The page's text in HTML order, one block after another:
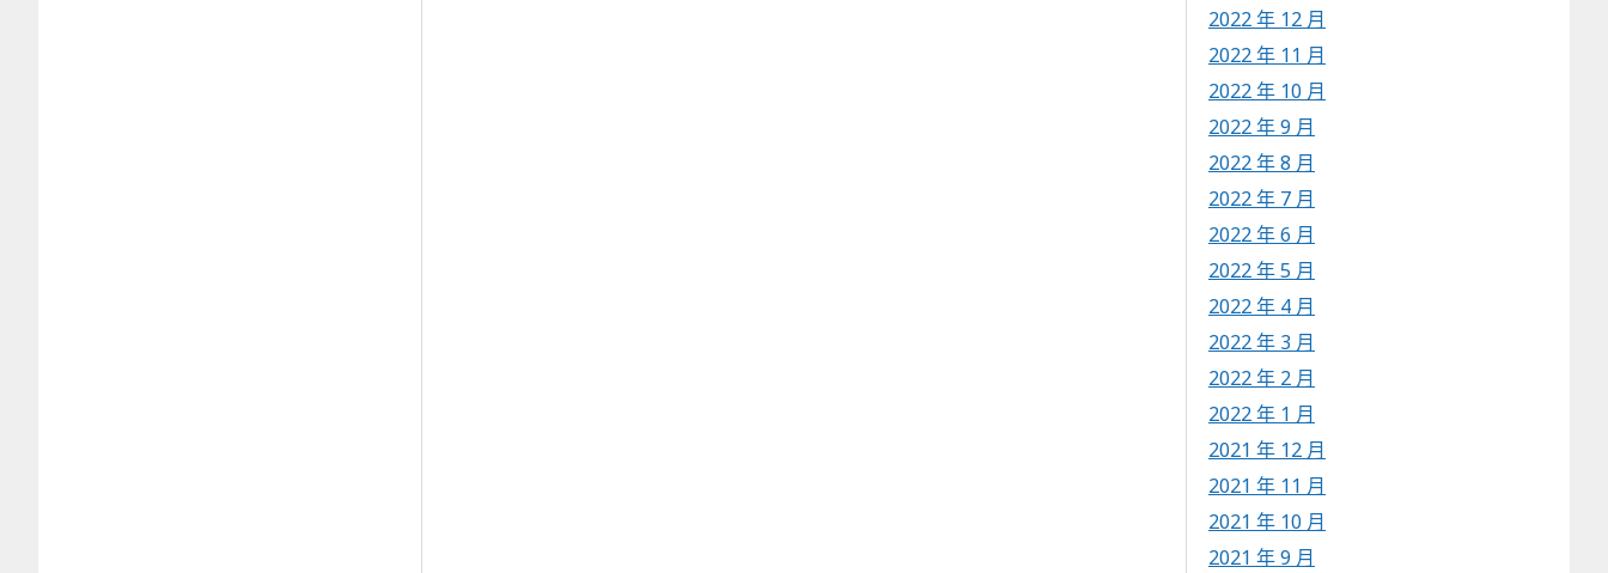
2022 年 12 月
2022 年 11 月
2022 年 10 月
2022 年 9 月
2022 年 8 月
2022 年 7 月
2022 年 6 月
2022 年 5 月
2022 年 4 月
2022 年 3 月
2022 年 2 月
2022 年 1 月
2021 年 12 月
2021 年 11 月
2021 年 10 月
2021 年 9 月